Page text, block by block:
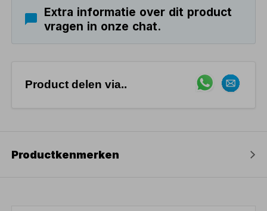
Extra informatie over dit product
vragen in onze chat.
Product delen via..
Productkenmerken